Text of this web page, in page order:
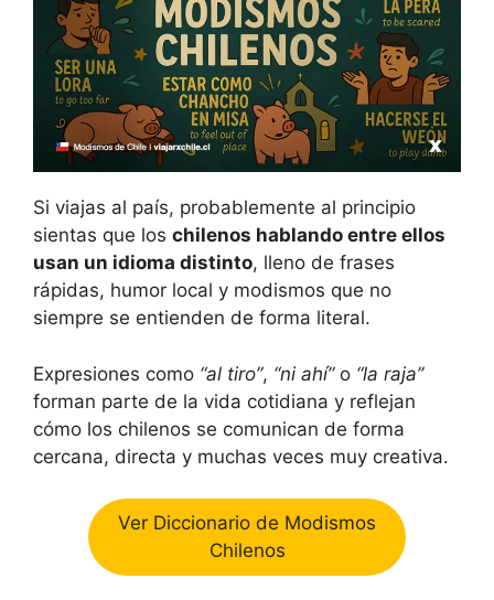
Si viajas al país, probablemente al principio
sientas que los chilenos hablando entre ellos
usan un idioma distinto, lleno de frases
rápidas, humor local y modismos que no
siempre se entienden de forma literal.
Expresiones como “al tiro”, “ni ahí”o “la raja”
forman parte de la vida cotidiana y reflejan
cómo los chilenos se comunican de forma
cercana, directa y muchas veces muy creativa.
Ver Diccionario de Modismos
Chilenos